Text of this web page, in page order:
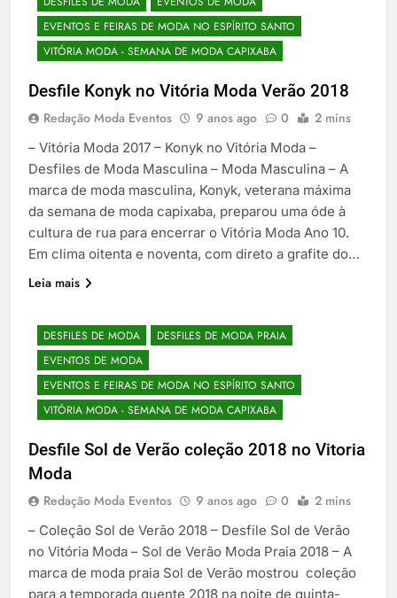
EVENTOS E FEIRAS DE MODA NO ESPÍRITO SANTO
VITÓRIA MODA - SEMANA DE MODA CAPIXABA
Desfile Konyk no Vitória Moda Verão 2018
Redação Moda Eventos 9 anos ago 0 2 mins
– Vitória Moda 2017 – Konyk no Vitória Moda –
Desfiles de Moda Masculina – Moda Masculina – A
marca de moda masculina, Konyk, veterana máxima
da semana de moda capixaba, preparou uma óde à
cultura de rua para encerrar o Vitória Moda Ano 10.
Em clima oitenta e noventa, com direto a grafite do…
Leia mais
DESFILES DE MODA
DESFILES DE MODA PRAIA
EVENTOS DE MODA
EVENTOS E FEIRAS DE MODA NO ESPÍRITO SANTO
VITÓRIA MODA - SEMANA DE MODA CAPIXABA
Desfile Sol de Verão coleção 2018 no Vitoria
Moda
Redação Moda Eventos 9 anos ago 0 2 mins
– Coleção Sol de Verão 2018 – Desfile Sol de Verão
no Vitória Moda – Sol de Verão Moda Praia 2018 – A
marca de moda praia Sol de Verão mostrou coleção
para a temporada quente 2018 na noite de quinta-